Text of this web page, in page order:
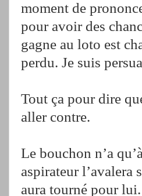
moment de
pour avoir des
gagne au loto est
perdu. Je suis
Tout ça pour dire
aller contre.
Le bouchon n’a
aspirateur l’avalera
aura tourné pour